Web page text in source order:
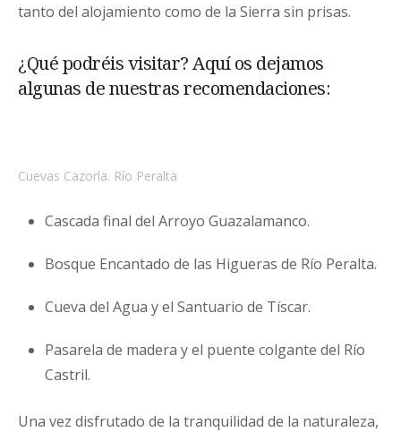
tanto del alojamiento como de la Sierra sin prisas.
¿Qué podréis visitar? Aquí os dejamos
algunas de nuestras recomendaciones:
Cuevas Cazorla. Río Peralta
Cascada final del Arroyo Guazalamanco.
Bosque Encantado de las Higueras de Río Peralta.
Cueva del Agua y el Santuario de Tíscar.
Pasarela de madera y el puente colgante del Río
Castril.
Una vez disfrutado de la tranquilidad de la naturaleza,